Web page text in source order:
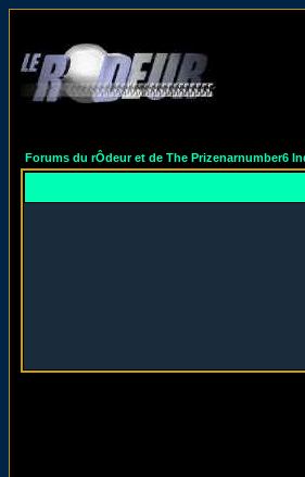
Forums du rÔdeur et de The Prizenarnumber6